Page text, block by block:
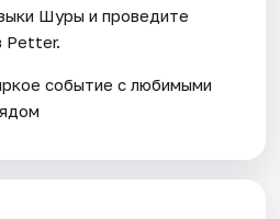
Шуры и проведите
Petter.
событие с любимыми